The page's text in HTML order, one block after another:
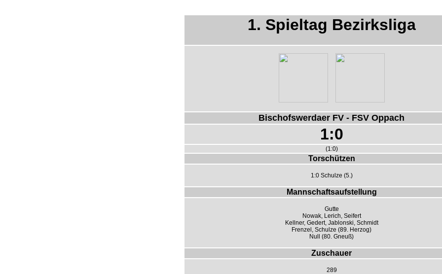
1. Spieltag Bezirksliga
Bischofswerdaer FV - FSV Oppach
1:0
(1:0)
Torschützen
1:0 Schulze (5.)
Mannschaftsaufstellung
Gutte
Nowak, Lerich, Seifert
Kellner, Gedert, Jablonski, Schmidt
Frenzel, Schulze (89. Herzog)
Null (80. Gneuß)
Zuschauer
289